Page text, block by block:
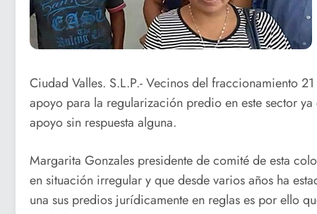
Ciudad Valles. S.L.P.- Vecinos del fraccionamiento
apoyo para la regularización predio en este sector
apoyo sin respuesta alguna.
Margarita Gonzales presidente de comité de esta
en situación irregular y que desde varios años ha
una sus predios jurídicamente en reglas es por ello